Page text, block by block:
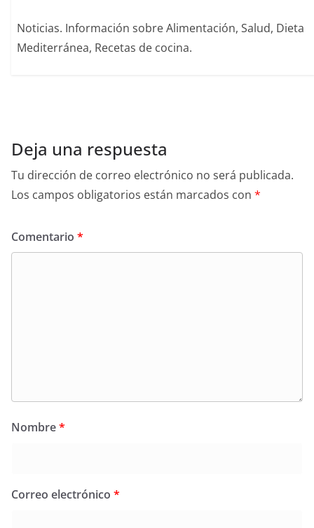
Noticias. Información sobre Alimentación, Salud, Dieta
Mediterránea, Recetas de cocina.
Deja una respuesta
Tu dirección de correo electrónico no será publicada.
Los campos obligatorios están marcados con *
Comentario *
Nombre*
Correo electrónico *